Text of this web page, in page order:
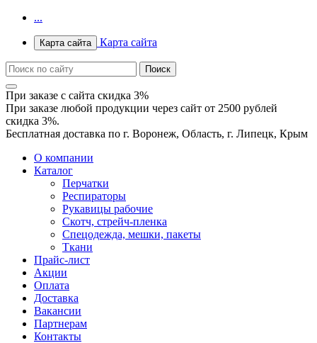
...
Карта сайта Карта сайта
При заказе с сайта скидка 3%
При заказе любой продукции через сайт от 2500 рублей
скидка 3%.
Бесплатная доставка по г. Воронеж, Область, г. Липецк, Крым
О компании
Каталог
Перчатки
Респираторы
Рукавицы рабочие
Скотч, стрейч-пленка
Спецодежда, мешки, пакеты
Ткани
Прайс-лист
Акции
Оплата
Доставка
Вакансии
Партнерам
Контакты